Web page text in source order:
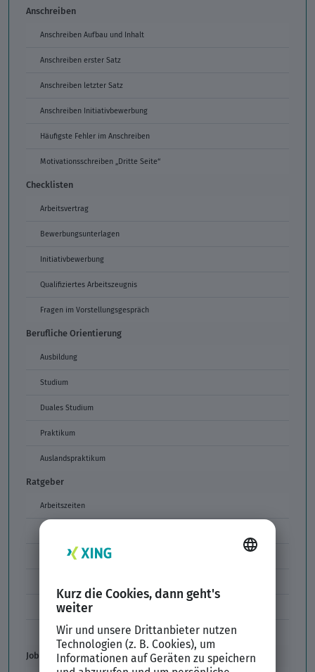
Anschreiben
Anschreiben Aufbau und Inhalt
Anschreiben erster Satz
Anschreiben letzter Satz
Anschreiben Initiativbewerbung
Häufigste Fehler im Anschreiben
Motivationsschreiben „Dritte Seite“
Checklisten
Arbeitsvertrag
Bewerbungsunterlagen
Initiativbewerbung
Qualifiziertes Arbeitszeugnis
Fragen im Vorstellungsgespräch
Berufliche Orientierung
Ausbildung
Studium
Duales Studium
Praktikum
Auslandspraktikum
Ratgeber
Arbeitszeiten
Formulierungen im Arbeitszeugnis
Unbefristeter Arbeitsvertrag
Der XING Bewerbungsratgeber
Job & Karriere